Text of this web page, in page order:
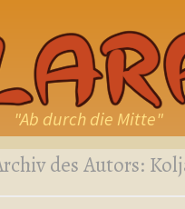
"Ab durch die Mitte"
des Autors: